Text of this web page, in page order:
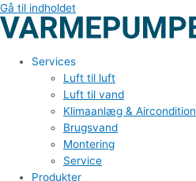
Gå til indholdet
Services
Luft til luft
Luft til vand
Klimaanlæg & Aircondition
Brugsvand
Montering
Service
Produkter